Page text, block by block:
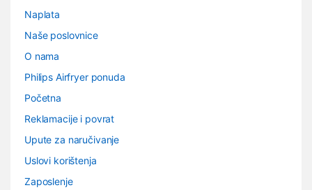
Naplata
Naše poslovnice
O nama
Philips Airfryer ponuda
Početna
Reklamacije i povrat
Upute za naručivanje
Uslovi korištenja
Zaposlenje